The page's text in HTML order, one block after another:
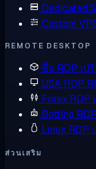
Dedicated
Custom
REMOTE DESKTOP
ซื้อ RDP เป
USA RDP
Forex RDP
Botting RDP
Linux RDP
ส่วนเสริม